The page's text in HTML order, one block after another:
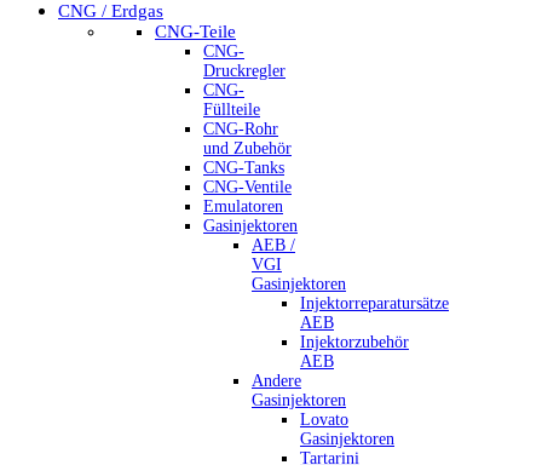
CNG / Erdgas
CNG-Teile
CNG-
Druckregler
CNG-
Füllteile
CNG-Rohr
und Zubehör
CNG-Tanks
CNG-Ventile
Emulatoren
Gasinjektoren
AEB /
VGI
Gasinjektoren
Injektorreparatursätze
AEB
Injektorzubehör
AEB
Andere
Gasinjektoren
Lovato
Gasinjektoren
Tartarini